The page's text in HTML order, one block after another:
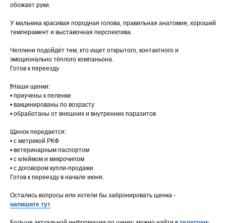
обожает руки.
У мальчика красивая породная голова, правильная анатомия, хороший
темперамент и выставочная перспектива.
Челлини подойдёт тем, кто ищет открытого, контактного и
эмоционально тёплого компаньона.
Готов к переезду
❗️Наши щенки:
• приучены к пеленке
• вакцинированы по возрасту
• обработаны от внешних и внутренних паразитов
Щенок передается:
• с метрикой РКФ
• ветеринарным паспортом
• с клеймом и микрочипом
• с договором купли-продажи
Готов к переезду в начале июня.
Остались вопросы или хотели бы забронировать щенка -
напишите тут